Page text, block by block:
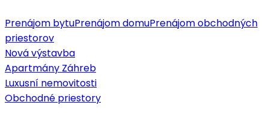
Prenájom bytuPrenájom domuPrenájom obchodných
priestorov
Nová výstavba
Apartmány Záhreb
Luxusní nemovitosti
Obchodné priestory